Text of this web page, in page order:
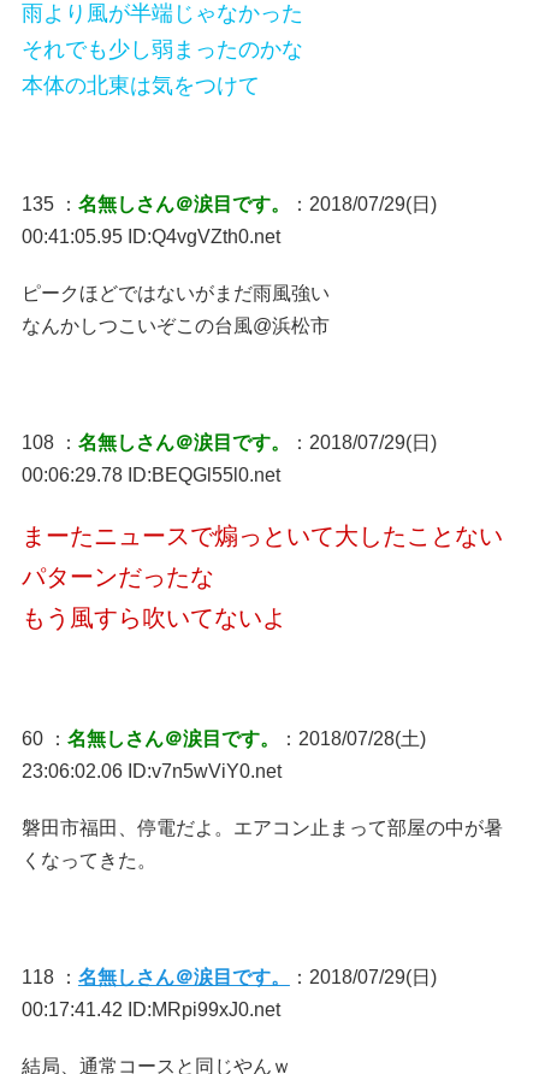
雨より風が半端じゃなかった
それでも少し弱まったのかな
本体の北東は気をつけて
135 ： 名無しさん＠涙目です。
：2018/07/29(日)
00:41:05.95 ID:Q4vgVZth0.net
ピークほどではないがまだ雨風強い
なんかしつこいぞこの台風@浜松市
108 ： 名無しさん＠涙目です。
：2018/07/29(日)
00:06:29.78 ID:BEQGl55l0.net
まーたニュースで煽っといて大したことない
パターンだったな
もう風すら吹いてないよ
60 ： 名無しさん＠涙目です。
：2018/07/28(土)
23:06:02.06 ID:v7n5wViY0.net
磐田市福田、停電だよ。エアコン止まって部屋の中が暑
くなってきた。
118 ： 名無しさん＠涙目です。
：2018/07/29(日)
00:17:41.42 ID:MRpi99xJ0.net
結局、通常コースと同じやんｗ